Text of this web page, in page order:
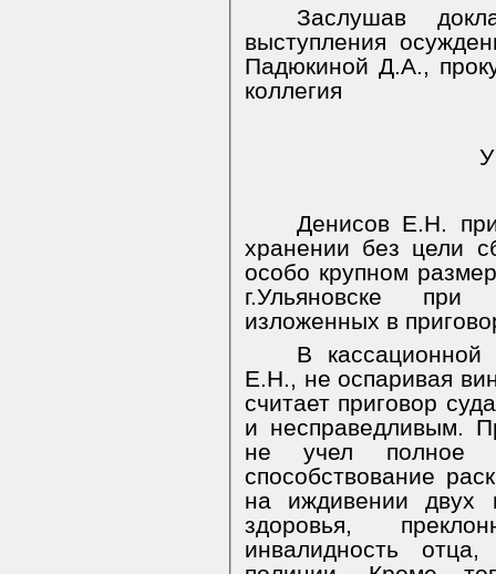
Заслушав
выступления
Падюкиной Д.А.,
коллегия
Денисов Е.Н.
хранении без цели
особо крупном
г.Ульяновске при
изложенных в
В
Е.Н., не оспаривая
считает приговор
и несправедливым.
не учел полное
способствование
на иждивении двух
здоровья,
инвалидность